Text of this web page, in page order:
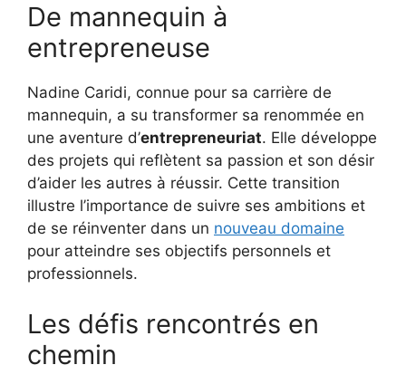
De mannequin à
entrepreneuse
Nadine Caridi, connue pour sa carrière de
mannequin, a su transformer sa renommée en
une aventure d’entrepreneuriat. Elle développe
des projets qui reflètent sa passion et son désir
d’aider les autres à réussir. Cette transition
illustre l’importance de suivre ses ambitions et
de se réinventer dans un nouveau domaine
pour atteindre ses objectifs personnels et
professionnels.
Les défis rencontrés en
chemin